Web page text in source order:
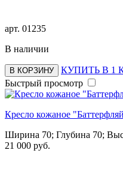
арт. 01235
В наличии
В КОРЗИНУ
КУПИТЬ В 1
Быстрый просмотр
Кресло кожаное
Ширина 70; Глубина 70;
21 000 руб.